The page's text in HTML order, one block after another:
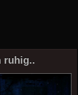
ruhig..